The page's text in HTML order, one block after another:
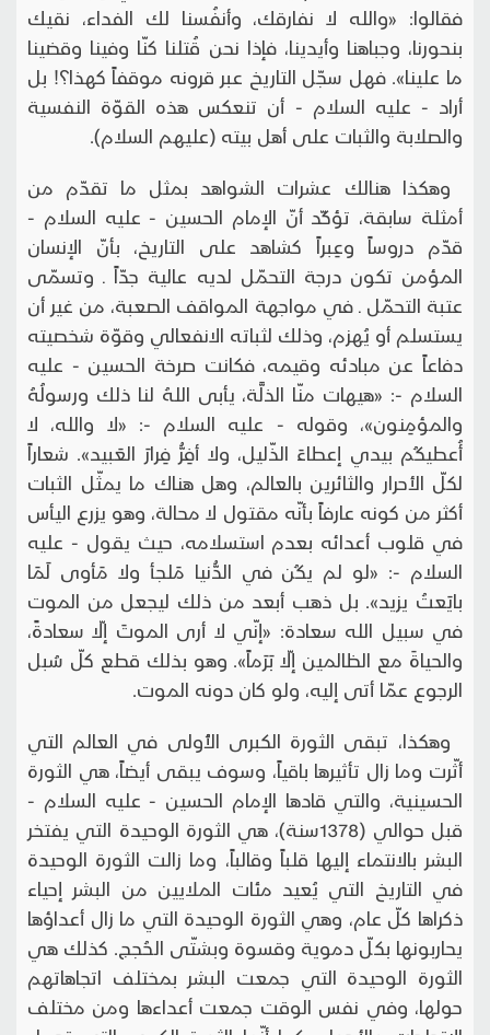
فقالوا: «والله لا نفارقك، وأنفُسنا لك الفداء، نقيك
بنحورنا، وجباهنا وأيدينا، فإذا نحن قُتلنا كنّا وفينا وقضينا
ما علينا». فهل سجّل التاريخ عبر قرونه موقفاً كهذا؟! بل
أراد - عليه السلام - أن تنعكس هذه القوّة النفسية
والصلابة والثبات على أهل بيته (عليهم السلام).
وهكذا هنالك عشرات الشواهد بمثل ما تقدّم من
أمثلة سابقة، تؤكّد أنّ الإمام الحسين - عليه السلام -
قدّم دروساً وعِبراً كشاهد على التاريخ، بأنّ الإنسان
المؤمن تكون درجة التحمّل لديه عالية جدّاً ـ وتسمّى
عتبة التحمّل ـ في مواجهة المواقف الصعبة، من غير أن
يستسلم أو يُهزم، وذلك لثباته الانفعالي وقوّة شخصيته
دفاعاً عن مبادئه وقيمه، فكانت صرخة الحسين - عليه
السلام -: «هيهات منّا الذلَّة، يأبى اللهُ لنا ذلك ورسولُهُ
والمؤمِنون»، وقوله - عليه السلام -: «لا والله، لا
أُعطيكُم بيدي إعطاءَ الذّليل، ولا أفِرُّ فِرارَ العَبيد». شعاراً
لكلّ الأحرار والثائرين بالعالم، وهل هناك ما يمثّل الثبات
أكثر من كونه عارفاً بأنّه مقتول لا محالة، وهو يزرع اليأس
في قلوب أعدائه بعدم استسلامه، حيث يقول - عليه
السلام -: «لو لم يكُن في الدُّنيا مَلجأ ولا مَأوى لَمَا
بايَعتُ يزيد». بل ذهب أبعد من ذلك ليجعل من الموت
في سبيل الله سعادة: «إنّي لا أرى الموتَ إلّا سعادةً،
والحياةَ مع الظالمين إلّا بَرَماً». وهو بذلك قطع كلّ سُبل
الرجوع عمّا أتى إليه، ولو كان دونه الموت.
وهكذا، تبقى الثورة الكبرى الأُولى في العالم التي
أثّرت وما زال تأثيرها باقياً، وسوف يبقى أيضاً، هي الثورة
الحسينية، والتي قادها الإمام الحسين - عليه السلام -
قبل حوالي (1378سنة)، هي الثورة الوحيدة التي يفتخر
البشر بالانتماء إليها قلباً وقالباً، وما زالت الثورة الوحيدة
في التاريخ التي يُعيد مئات الملايين من البشر إحياء
ذكراها كلّ عام، وهي الثورة الوحيدة التي ما زال أعداؤها
يحاربونها بكلّ دموية وقسوة وبشتّى الحُجج. كذلك هي
الثورة الوحيدة التي جمعت البشر بمختلف اتجاهاتهم
حولها، وفي نفس الوقت جمعت أعداءها ومن مختلف